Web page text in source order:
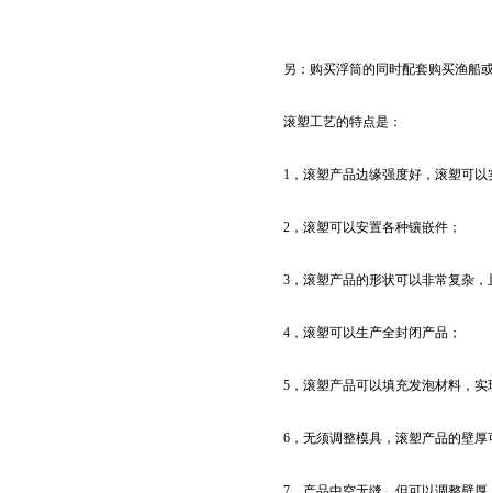
另：购买浮筒的同时配套购买渔船
滚塑工艺的特点是：
1，滚塑产品边缘强度好，滚塑可
2，滚塑可以安置各种镶嵌件；
3，滚塑产品的形状可以非常复杂
4，滚塑可以生产全封闭产品；
5，滚塑产品可以填充发泡材料，
6，无须调整模具，滚塑产品的壁